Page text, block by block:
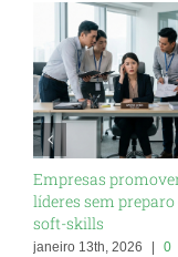
Empresas
líderes sem preparo
soft-skills
janeiro 13th, 2026
0